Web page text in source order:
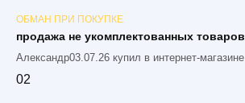
ОБМАН ПРИ ПОКУПКЕ
продажа не укомплектованных товаров
Александр03.07.26 купил в интернет-магазине
02